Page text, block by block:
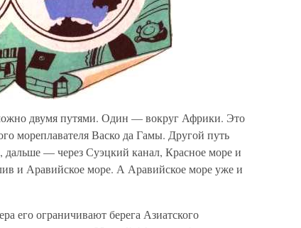
двумя путями. Один — вокруг Африки. Это
мореплавателя Васко да Гамы. Другой путь
дальше — через Суэцкий канал, Красное море и
и Аравийское море. А Аравийское море уже и
его ограничивают берега Азиатского